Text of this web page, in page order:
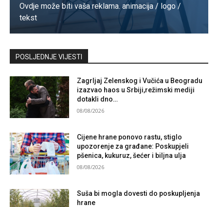
Ovdje može biti vaša reklama. animacija / logo /
tekst
Kontaktirajte nas
POSLJEDNJE VIJESTI
Zagrljaj Zelenskog i Vučića u Beogradu
izazvao haos u Srbiji,režimski mediji
dotakli dno…
08/08/2026
Cijene hrane ponovo rastu, stiglo
upozorenje za građane: Poskupjeli
pšenica, kukuruz, šećer i biljna ulja
08/08/2026
Suša bi mogla dovesti do poskupljenja
hrane